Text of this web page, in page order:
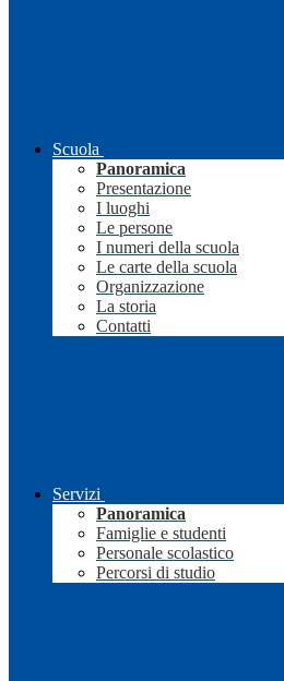
Scuola
Panoramica
Presentazione
I luoghi
Le persone
I numeri della scuola
Le carte della scuola
Organizzazione
La storia
Contatti
Servizi
Panoramica
Famiglie e studenti
Personale scolastico
Percorsi di studio